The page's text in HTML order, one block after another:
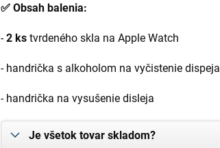
✅ Obsah balenia:
-2 ks tvrdeného skla na Apple Watch
- handrička s alkoholom na vyčistenie dispeja
- handrička na vysušenie disleja
Je všetok tovar skladom?